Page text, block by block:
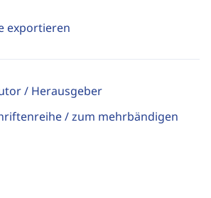
exportieren
/ Herausgeber
/ zum mehrbändigen